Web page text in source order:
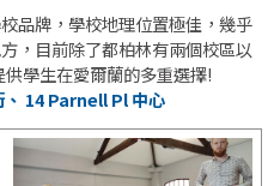
品牌，學校地理位置極佳，幾乎
，目前除了都柏林有兩個校區以
學生在愛爾蘭的多重選擇!
、 14 Parnell Pl 中心